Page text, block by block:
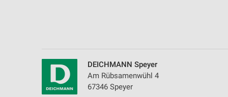
DEICHMANN Speyer
Am Rübsamenwühl 4
67346 Speyer
Performance